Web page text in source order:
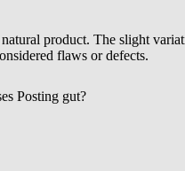
product. The slight
flaws or defects.
Posting gut?